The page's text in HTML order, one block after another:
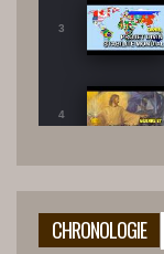
3
4
CHRONOLOGIE